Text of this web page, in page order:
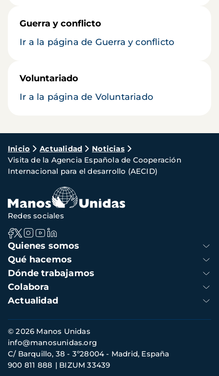
Guerra y conflicto
Ir a la página de Guerra y conflicto
Voluntariado
Ir a la página de Voluntariado
Ruta
de
navegación
Inicio Actualidad
Noticias
Visita de la Agencia Española de Cooperación
Internacional para el desarrollo (AECID)
Navegación
principal
Quienes somos
Qué hacemos
Dónde trabajamos
Colabora
Actualidad
Redes sociales
Información
de
contacto
© 2026 Manos Unidas
C/ Barquillo, 38 - 3º28004 - Madrid, España
900 811 888
BIZUM 33439
info@manosunidas.org